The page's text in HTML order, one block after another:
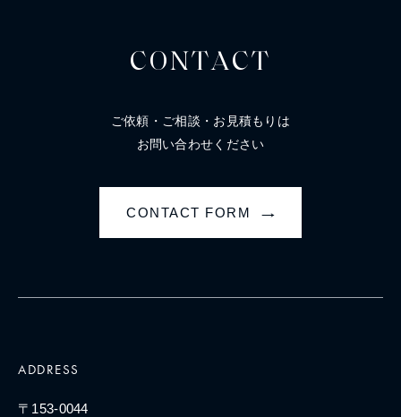
CONTACT
ご依頼・ご相談・お見積もりは
お問い合わせください
CONTACT FORM →
ADDRESS
〒153-0044